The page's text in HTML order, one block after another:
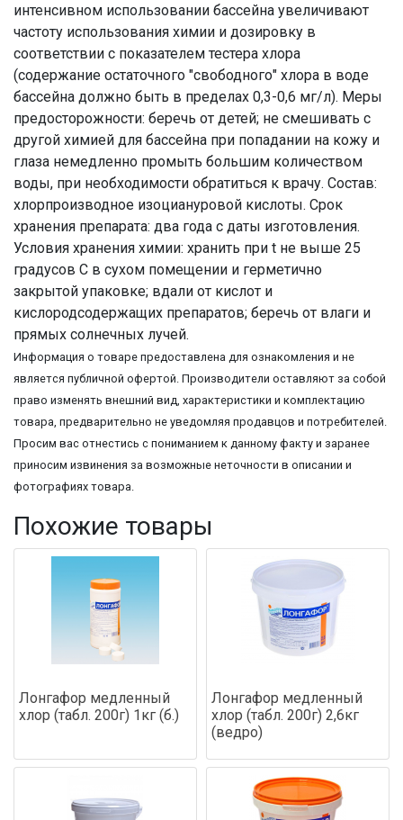
интенсивном использовании бассейна увеличивают
частоту использования химии и дозировку в
соответствии с показателем тестера хлора
(содержание остаточного "свободного" хлора в воде
бассейна должно быть в пределах 0,3-0,6 мг/л). Меры
предосторожности: беречь от детей; не смешивать с
другой химией для бассейна при попадании на кожу и
глаза немедленно промыть большим количеством
воды, при необходимости обратиться к врачу. Состав:
хлорпроизводное изоциануровой кислоты. Срок
хранения препарата: два года с даты изготовления.
Условия хранения химии: хранить при t не выше 25
градусов С в сухом помещении и герметично
закрытой упаковке; вдали от кислот и
кислородсодержащих препаратов; беречь от влаги и
прямых солнечных лучей.
Информация о товаре предоставлена для ознакомления и не
является публичной офертой. Производители оставляют за собой
право изменять внешний вид, характеристики и комплектацию
товара, предварительно не уведомляя продавцов и потребителей.
Просим вас отнестись с пониманием к данному факту и заранее
приносим извинения за возможные неточности в описании и
фотографиях товара.
Похожие товары
Лонгафор медленный
хлор (табл. 200г) 1кг (б.)
Лонгафор медленный
хлор (табл. 200г) 2,6кг
(ведро)